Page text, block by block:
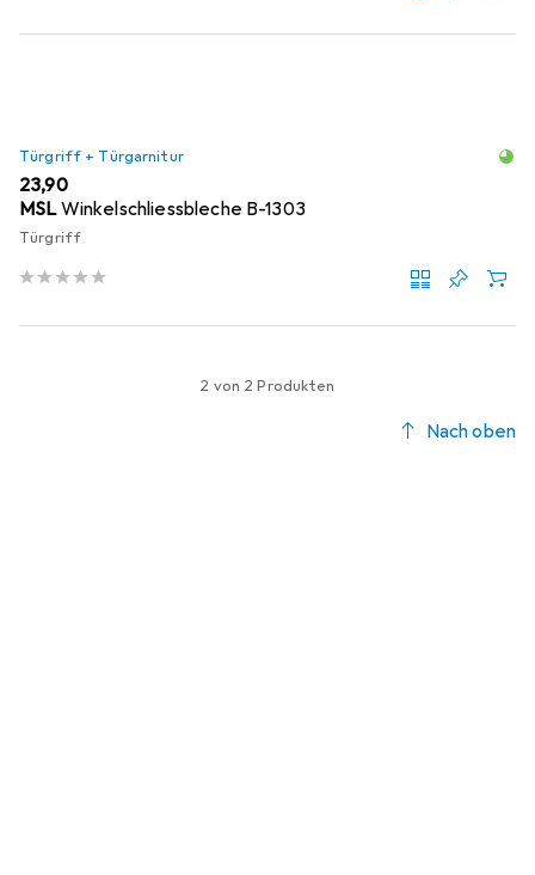
Türgriff + Türgarnitur
EUR
23,90
MSLWinkelschliessbleche B-1303
Türgriff
2 von 2 Produkten
Nach oben